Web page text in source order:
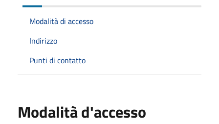
Modalità di accesso
Indirizzo
Punti di contatto
Modalità d'accesso